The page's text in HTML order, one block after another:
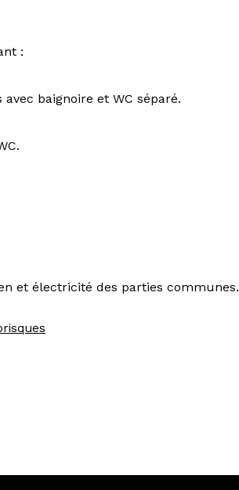
:
baignoire et WC séparé.
et électricité des parties communes.